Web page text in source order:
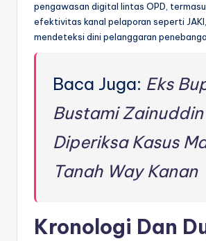
pengawasan digital lintas OPD,
efektivitas kanal pelaporan seperti
mendeteksi dini pelanggaran
Baca Juga: Eks
Bustami Zainuddin
Diperiksa Kasus
Tanah Way Kanan
Kronologi Dan